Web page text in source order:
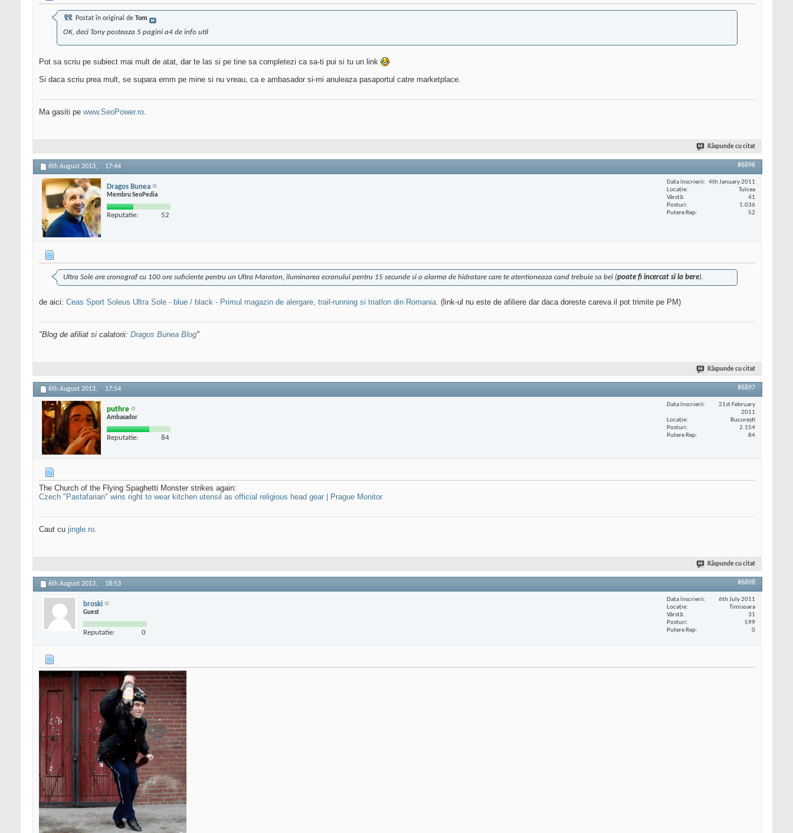
Postat în original de Tom
OK, deci Tony posteaza 5 pagini a4 de info util
Pot sa scriu pe subiect mai mult de atat, dar te las si pe tine sa completezi ca sa-ti pui si tu un link
Si daca scriu prea mult, se supara emm pe mine si nu vreau, ca e ambasador si-mi anuleaza pasaportul catre marketplace.
Ma gasiti pe www.SeoPower.ro.
Răspunde cu citat
6th August 2013, 17:44 #6896
Dragos Bunea
Membru SeoPedia
Reputatie: 52
Data înscrierii
4th January 2011
Locaţie
Tulcea
Vârstă
41
Posturi
1.036
Putere Rep
52
Ultra Sole are cronograf cu 100 ore suficiente pentru un Ultra Maraton, iluminarea ecranului pentru 15 secunde si o alarma de hidratare care te atentioneaza cand trebuie sa bei (poate fi incercat si la bere).
de aici: Ceas Sport Soleus Ultra Sole - blue / black - Primul magazin de alergare, trail-running si triatlon din Romania. (link-ul nu este de afiliere dar daca doreste careva il pot trimite pe PM)
"Blog de afiliat si calatorii: Dragos Bunea Blog"
Răspunde cu citat
6th August 2013, 17:54 #6897
puthre
Ambasador
Reputatie: 84
Data înscrierii
21st February
2011
Locaţie
București
Posturi
2.154
Putere Rep
84
The Church of the Flying Spaghetti Monster strikes again:
Czech "Pastafarian" wins right to wear kitchen utensil as official religious head gear | Prague Monitor
Caut cu jingle.ro.
Răspunde cu citat
6th August 2013, 18:53 #6898
broski
Guest
Reputatie: 0
Data înscrierii
6th July 2011
Locaţie
Timisoara
Vârstă
31
Posturi
599
Putere Rep
0